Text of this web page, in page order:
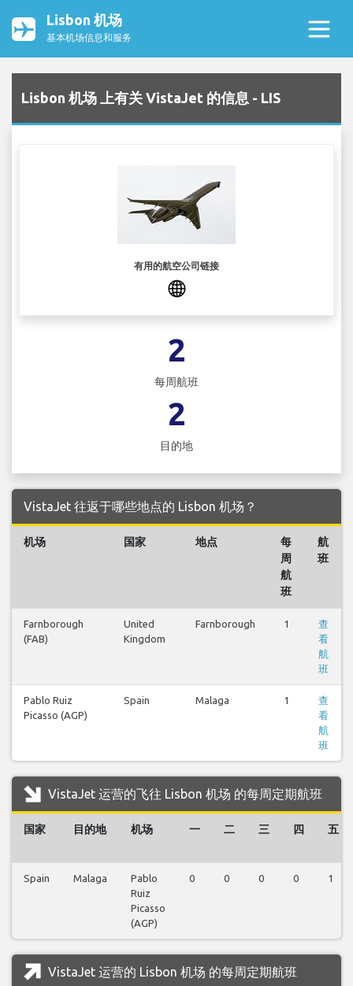
Lisbon 机场
基本机场信息和服务
Lisbon 机场 上有关 VistaJet 的信息 - LIS
有用的航空公司链接
2
每周航班
2
目的地
VistaJet 往返于哪些地点的 Lisbon 机场？
机场 国家 地点
每
周
航
班
航
班
Farnborough
(FAB)
United
Kingdom
Farnborough 1
查
看
航
班
Pablo Ruiz
Picasso (AGP)
Spain Malaga 1
查
看
航
班
VistaJet 运营的飞往 Lisbon 机场 的每周定期航班
国家 目的地 机场 一 二 三 四 五
Spain Malaga
Pablo
Ruiz
Picasso
(AGP)
0 0 0 0 1
VistaJet 运营的 Lisbon 机场 的每周定期航班